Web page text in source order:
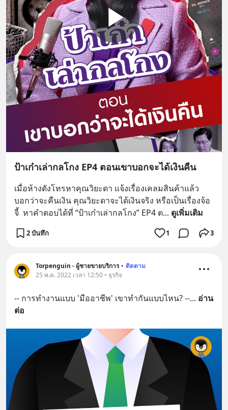
ป้าเก๋าเล่ากลโกง EP4 ตอนเขาบอกจะได้เงินคืน
เมื่อห้างดังโทรหาคุณวิยะดา แจ้งเรื่องเคลมสินค้าแล้ว
บอกว่าจะคืนเงิน คุณวิยะดาจะได้เงินจริง หรือเป็นเรื่องจ้อ
จี้  หาคำตอบได้ที่ “ป้าเก๋าเล่ากลโกง” EP4 ต... ดูเพิ่มเติม
2 บันทึก 1 3
Torpenguin - ผู้ชายขายบริการ • ติดตาม
25 พ.ค. 2022 เวลา 12:50 • ธุรกิจ
-- การทำงานแบบ 'มืออาชีพ' เขาทำกันแบบไหน? --... อ่าน
ต่อ